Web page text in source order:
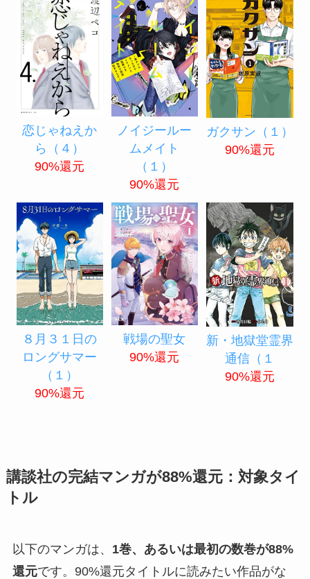
恋じゃねえか
ら（４）
90%還元
ノイジールー
ムメイト
（１）
90%還元
ガクサン（１）
90%還元
８月３１日の
ロングサマー
（１）
90%還元
戦場の聖女
90%還元
新・地獄堂霊界
通信（１
90%還元
講談社の完結マンガが88%還元：対象タイ
トル
以下のマンガは、 1巻、あるいは最初の数巻が88%
還元です。90%還元タイトルに読みたい作品がな